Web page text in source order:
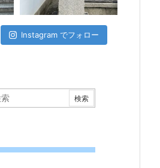
Instagram でフォロー